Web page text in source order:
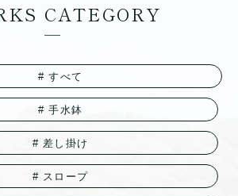
CATEGORY
すべて
手水鉢
差し掛け
スロープ